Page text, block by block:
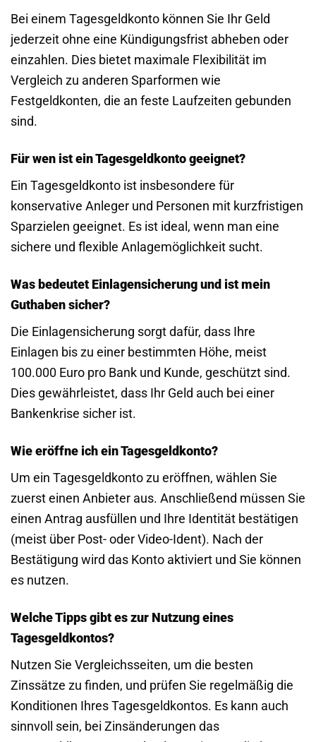
Bei einem Tagesgeldkonto können Sie Ihr Geld
jederzeit ohne eine Kündigungsfrist abheben oder
einzahlen. Dies bietet maximale Flexibilität im
Vergleich zu anderen Sparformen wie
Festgeldkonten, die an feste Laufzeiten gebunden
sind.
Für wen ist ein Tagesgeldkonto geeignet?
Ein Tagesgeldkonto ist insbesondere für
konservative Anleger und Personen mit kurzfristigen
Sparzielen geeignet. Es ist ideal, wenn man eine
sichere und flexible Anlagemöglichkeit sucht.
Was bedeutet Einlagensicherung und ist mein
Guthaben sicher?
Die Einlagensicherung sorgt dafür, dass Ihre
Einlagen bis zu einer bestimmten Höhe, meist
100.000 Euro pro Bank und Kunde, geschützt sind.
Dies gewährleistet, dass Ihr Geld auch bei einer
Bankenkrise sicher ist.
Wie eröffne ich ein Tagesgeldkonto?
Um ein Tagesgeldkonto zu eröffnen, wählen Sie
zuerst einen Anbieter aus. Anschließend müssen Sie
einen Antrag ausfüllen und Ihre Identität bestätigen
(meist über Post- oder Video-Ident). Nach der
Bestätigung wird das Konto aktiviert und Sie können
es nutzen.
Welche Tipps gibt es zur Nutzung eines
Tagesgeldkontos?
Nutzen Sie Vergleichsseiten, um die besten
Zinssätze zu finden, und prüfen Sie regelmäßig die
Konditionen Ihres Tagesgeldkontos. Es kann auch
sinnvoll sein, bei Zinsänderungen das